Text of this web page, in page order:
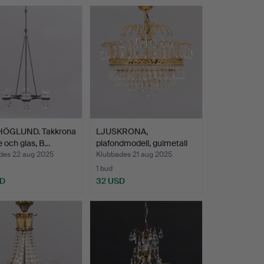
Takkrona
och glas, B…
22 aug 2025
LJUSKRONA,
plafondmodell, gulmetall
och gl…
Klubbades 21 aug 2025
1 bud
32 USD